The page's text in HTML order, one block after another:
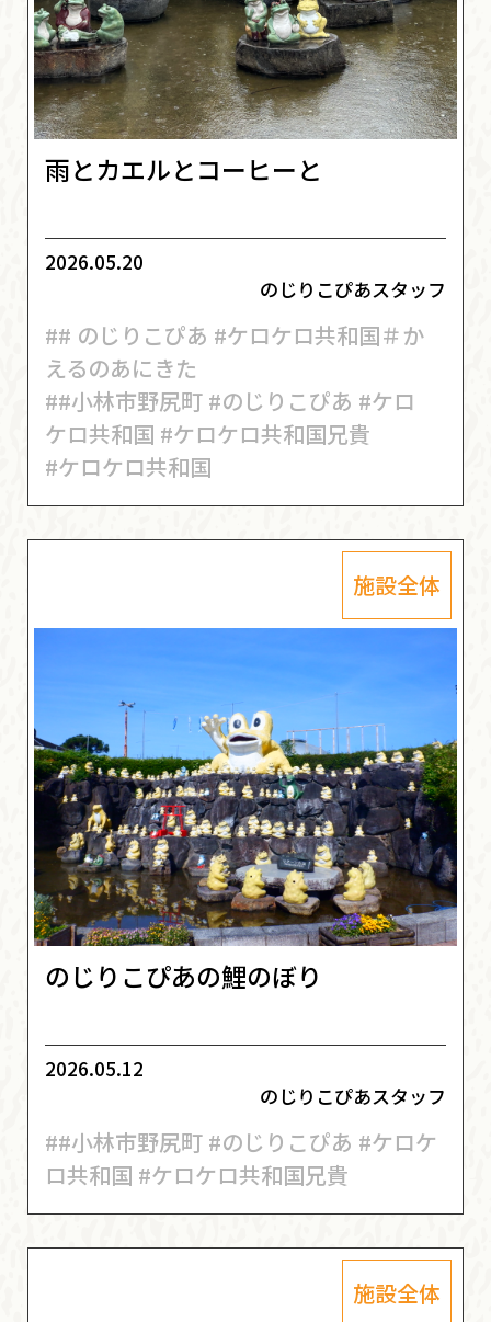
雨とカエルとコーヒーと
2026.05.20
のじりこぴあスタッフ
## のじりこぴあ #ケロケロ共和国＃か
えるのあにきた
##小林市野尻町 #のじりこぴあ #ケロ
ケロ共和国 #ケロケロ共和国兄貴
#ケロケロ共和国
施設全体
のじりこぴあの鯉のぼり
2026.05.12
のじりこぴあスタッフ
##小林市野尻町 #のじりこぴあ #ケロケ
ロ共和国 #ケロケロ共和国兄貴
施設全体